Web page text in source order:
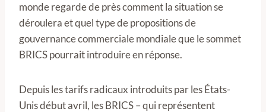
monde regarde de près comment la situation se
déroulera et quel type de propositions de
gouvernance commerciale mondiale que le sommet
BRICS pourrait introduire en réponse.
Depuis les tarifs radicaux introduits par les États-
Unis début avril, les BRICS – qui représentent